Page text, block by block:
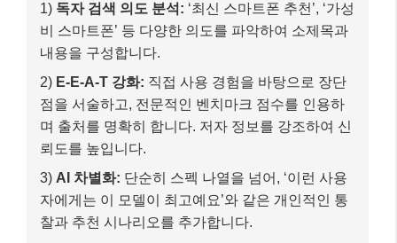
1) 독자 검색 의도 분석: ‘최신 스마트폰 추천’, ‘가성
비 스마트폰’ 등 다양한 의도를 파악하여 소제목과
내용을 구성합니다.
2) E-E-A-T 강화: 직접 사용 경험을 바탕으로 장단
점을 서술하고, 전문적인 벤치마크 점수를 인용하
며 출처를 명확히 합니다. 저자 정보를 강조하여 신
뢰도를 높입니다.
3) AI 차별화: 단순히 스펙 나열을 넘어, ‘이런 사용
자에게는 이 모델이 최고예요’와 같은 개인적인 통
찰과 추천 시나리오를 추가합니다.